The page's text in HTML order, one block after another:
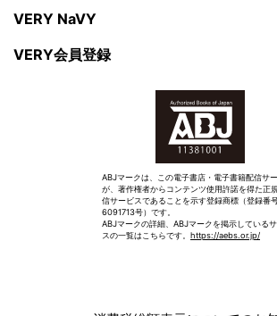
VERY NaVY
VERY会員登録
ABJマークは、この電子書店・電子書籍配信サ
が、著作権者からコンテンツ使用許諾を得た正
信サービスであることを示す登録商標（登録番
6091713号）です。
ABJマークの詳細、ABJマークを掲示している
スの一覧はこちらです。 https://aebs.or.jp/